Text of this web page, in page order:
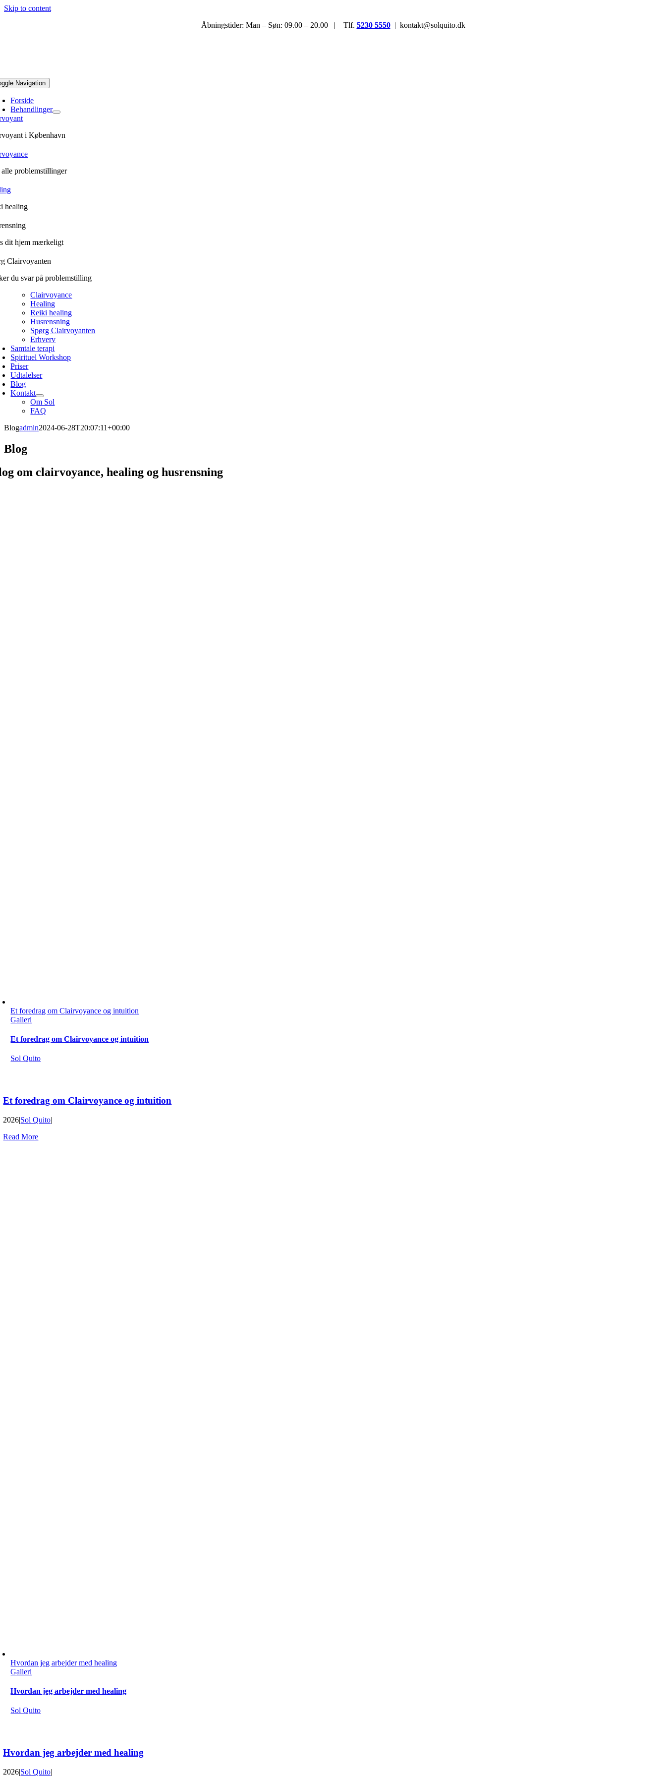
Skip to content
Åbningstider: Man – Søn: 09.00 – 20.00 | Tlf. 5230 5550| kontakt@solquito.dk
Navigation
Forside
Behandlinger
i København
problemstillinger
healing
dit hjem mærkeligt
Clairvoyanten
du svar på problemstilling
Clairvoyance
Healing
Reiki healing
Husrensning
Spørg Clairvoyanten
Erhverv
Samtale terapi
Spirituel Workshop
Priser
Udtalelser
Blog
Kontakt
Om Sol
FAQ
Blogadmin2024-06-28T20:07:11+00:00
Blog
om clairvoyance, healing og husrensning
Et foredrag om Clairvoyance og intuition
Galleri
Et foredrag om Clairvoyance og intuition
Sol Quito
Et foredrag om Clairvoyance og intuition
2026|Sol Quito|
Read More
Hvordan jeg arbejder med healing
Galleri
Hvordan jeg arbejder med healing
Sol Quito
Hvordan jeg arbejder med healing
2026|Sol Quito|